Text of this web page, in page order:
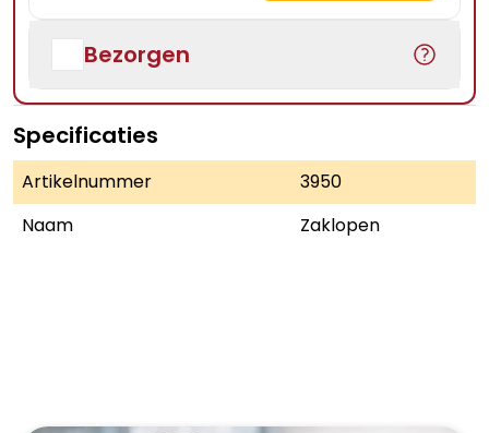
Bezorgen
Specificaties
Artikelnummer
3950
Naam
Zaklopen